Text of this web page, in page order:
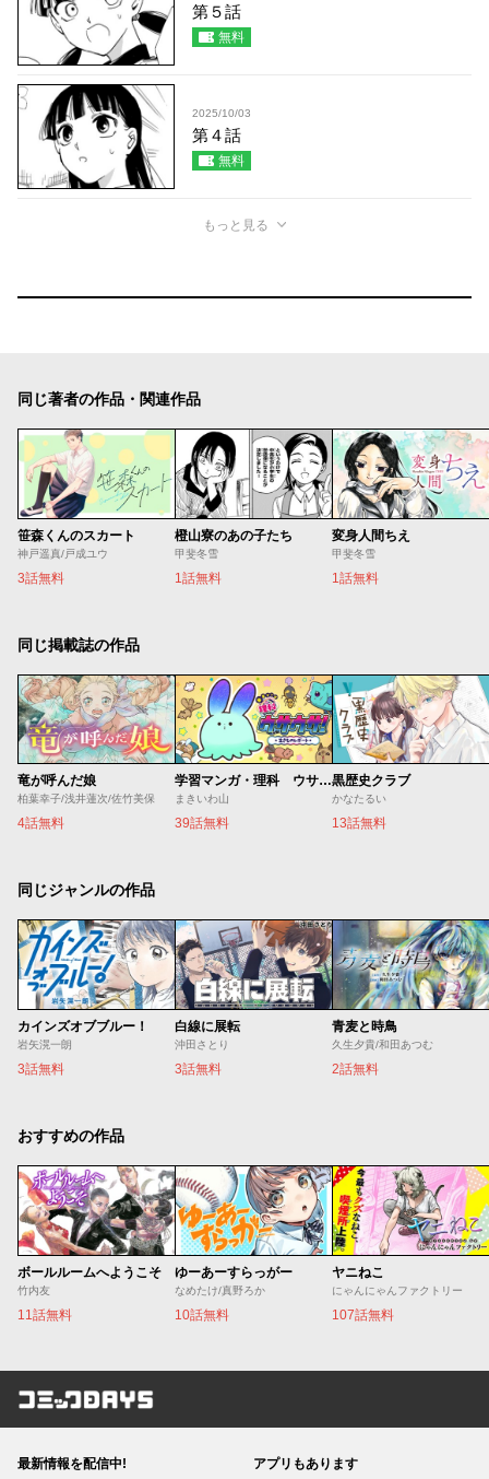
第５話
無料
2025/10/03
第４話
無料
もっと見る
同じ著者の作品・関連作品
笹森くんのスカート
神戸遥真/戸成ユウ
3話無料
橙山寮のあの子たち
甲斐冬雪
1話無料
変身人間ちえ
甲斐冬雪
1話無料
同じ掲載誌の作品
竜が呼んだ娘
柏葉幸子/浅井蓮次/佐竹美保
4話無料
学習マンガ・理科 ウサウサ！
まきいわ山
39話無料
黒歴史クラブ
かなたるい
13話無料
同じジャンルの作品
カインズオブブルー！
岩矢滉一朗
3話無料
白線に展転
沖田さとり
3話無料
青麦と時鳥
久生夕貴/和田あつむ
2話無料
おすすめの作品
ボールルームへようこそ
竹内友
11話無料
ゆーあーすらっがー
なめたけ/真野ろか
10話無料
ヤニねこ
にゃんにゃんファクトリー
107話無料
コミックDAYS
最新情報を配信中! アプリもあります